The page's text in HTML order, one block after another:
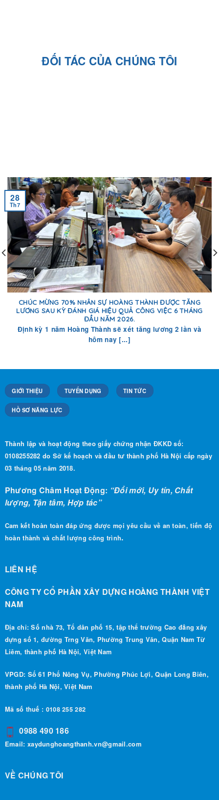
ĐỐI TÁC CỦA CHÚNG TÔI
CHÚC MỪNG 70% NHÂN SỰ HOÀNG THÀNH ĐƯỢC TĂNG
LƯƠNG SAU KỲ ĐÁNH GIÁ HIỆU QUẢ CÔNG VIỆC 6 THÁNG
ĐẦU NĂM 2026.
Định kỳ 1 năm Hoàng Thành sẽ xét tăng lương 2 lần và
hôm nay [...]
28
Th7
GIỚI THIỆU TUYỂN DỤNG TIN TỨC
HỒ SƠ NĂNG LỰC
Thành lập và hoạt động theo giấy chứng nhận ĐKKD số:
0108255282 do Sở kế hoạch và đầu tư thành phố Hà Nội cấp ngày
03 tháng 05 năm 2018.
Phương Châm Hoạt Động: “Đổi mới, Uy tín, Chất
lượng, Tận tâm, Hợp tác”
Cam kết hoàn toàn đáp ứng được mọi yêu cầu về an toàn, tiến độ
hoàn thành và chất lượng công trình.
LIÊN HỆ
CÔNG TY CỔ PHẦN XÂY DỰNG HOÀNG THÀNH VIỆT
NAM
Địa chỉ: Số nhà 73, Tổ dân phố 15, tập thể trường Cao đẳng xây
dựng số 1, đường Trng Văn, Phường Trung Văn, Quận Nam Từ
Liêm, thành phố Hà Nội, Việt Nam
VPGD: Số 61 Phố Nông Vụ, Phường Phúc Lợi, Quận Long Biên,
thành phố Hà Nội, Việt Nam
Mã số thuế : 0108 255 282
0988 490 186
Email: xaydunghoangthanh.vn@gmail.com
VỀ CHÚNG TÔI